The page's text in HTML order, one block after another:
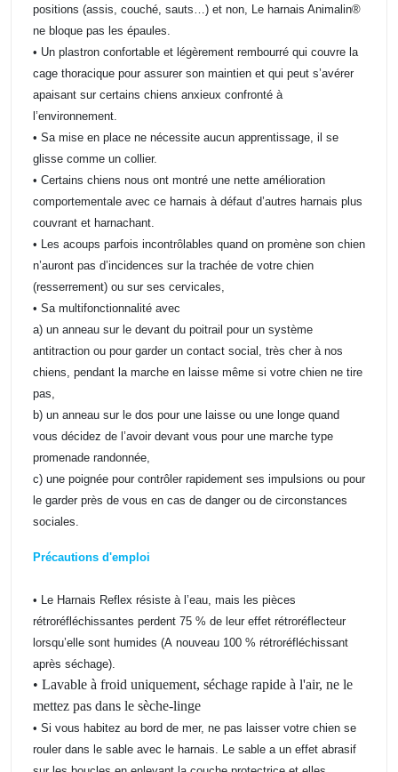
positions (assis, couché, sauts…) et non, Le harnais Animalin®
ne bloque pas les épaules.
• Un plastron confortable et légèrement rembourré qui couvre la
cage thoracique pour assurer son maintien et qui peut s’avérer
apaisant sur certains chiens anxieux confronté à
l’environnement.
• Sa mise en place ne nécessite aucun apprentissage, il se
glisse comme un collier.
• Certains chiens nous ont montré une nette amélioration
comportementale avec ce harnais à défaut d’autres harnais plus
couvrant et harnachant.
• Les acoups parfois incontrôlables quand on promène son chien
n’auront pas d’incidences sur la trachée de votre chien
(resserrement) ou sur ses cervicales,
• Sa multifonctionnalité avec
a) un anneau sur le devant du poitrail pour un système
antitraction ou pour garder un contact social, très cher à nos
chiens, pendant la marche en laisse même si votre chien ne tire
pas,
b) un anneau sur le dos pour une laisse ou une longe quand
vous décidez de l’avoir devant vous pour une marche type
promenade randonnée,
c) une poignée pour contrôler rapidement ses impulsions ou pour
le garder près de vous en cas de danger ou de circonstances
sociales.
Précautions d'emploi
• Le Harnais Reflex résiste à l’eau, mais les pièces
rétroréfléchissantes perdent 75 % de leur effet rétroréflecteur
lorsqu’elle sont humides (A nouveau 100 % rétroréfléchissant
après séchage).
• Lavable à froid uniquement, séchage rapide à l'air, ne le
mettez pas dans le sèche-linge
• Si vous habitez au bord de mer, ne pas laisser votre chien se
rouler dans le sable avec le harnais. Le sable a un effet abrasif